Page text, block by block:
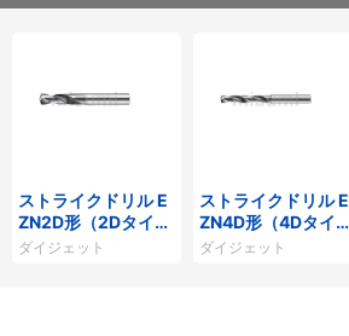
ストライクドリル E
ZN2D形（2Dタイ
プ）
ダイジェット
ストライクドリル E
ZN4D形（4Dタイ
プ）
ダイジェット